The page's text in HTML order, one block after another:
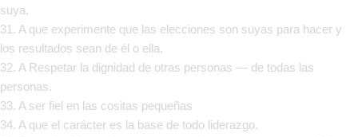
suya.
31. A que experimente que las elecciones son suyas para hacer y
los resultados sean de él o ella.
32. A Respetar la dignidad de otras personas — de todas las
personas.
33. A ser fiel en las cositas pequeñas
34. A que el carácter es la base de todo liderazgo.